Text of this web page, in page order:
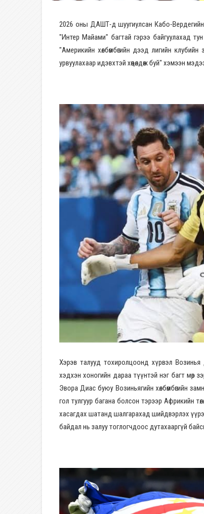
2026 оны ДАШТ-д шуугиулсан Кабо-Вердегийн
"Интер Майами" багтай гэрээ байгуулахад
"Америкийн хөлбөмбөгийн дээд лигийн
урвуулахаар идэвхтэй хөөцөлдөж буй" хэмээн
Хэрэв талууд тохиролцоонд хүрвэл
хэдхэн хоногийн дараа түүнтэй нэг багт
Эвора Диас буюу Возиньягийн хөлбөмбөгийн
гол тулгуур багана болсон тэрээр Африкийн
хасагдах шатанд шалгарахад шийдвэрлэх
байдал нь залуу тоглогчдоос дутахааргүй